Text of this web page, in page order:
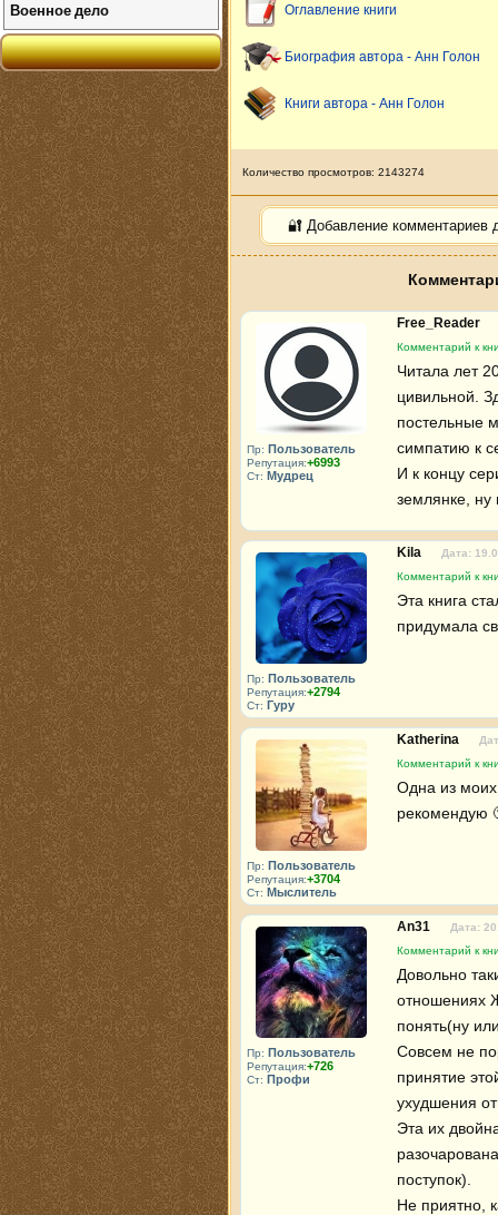
Оглавление книги
Биография автора - Анн Голон
Книги автора - Анн Голон
Количество просмотров: 2143274
🔐 Добавление комментариев
Пр: Пользователь
Репутация:+6993
Ст: Мудрец
Free_Reader
Комментарий к
Читала лет
цивильной.
постельные
симпатию к
И к концу
землянке,
Пр: Пользователь
Репутация:+2794
Ст: Гуру
Kila
Дата:
Комментарий к
Эта книга
придумала
Пр: Пользователь
Репутация:+3704
Ст: Мыслитель
Katherina
Комментарий к
Одна из
рекомендую
Пр: Пользователь
Репутация:+726
Ст: Профи
An31
Дата:
Комментарий к
Довольно
отношениях
понять(ну
Совсем не
принятие
ухудшения
Эта их
поступок).
Не приятно,
Военное дело